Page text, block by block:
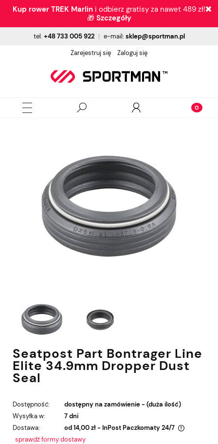
Kup rower TREK Marlin i odbierz gratisy za nawet 489 zł!
🎁 Szczegóły
tel. +48 733 005 922 | e-mail: sklep@sportman.pl
Zarejestruj się
Zaloguj się
Seatpost Part Bontrager Line
Elite 34.9mm Dropper Dust
Seal
Dostępność:
dostępny na zamówienie - (duża ilość)
Wysyłka w:
7 dni
Dostawa:
od 14,00 zł - InPost Paczkomaty 24/7
Cena nie zawiera ewentualnych kosztów płatności
sprawdź formy dostawy